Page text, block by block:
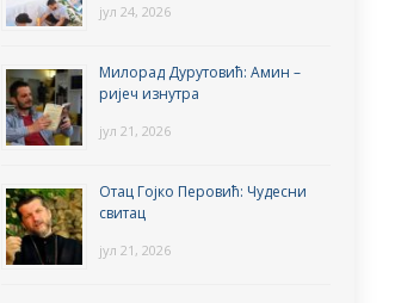
јул 24, 2026
Милорад Дурутовић: Амин –
ријеч изнутра
јул 21, 2026
Отац Гојко Перовић: Чудесни
свитац
јул 21, 2026